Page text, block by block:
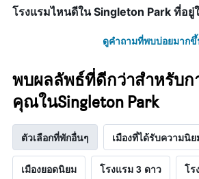
โรงแรมไหนดีใน Singleton Park ที่อยู่
ดูคำถามที่พบบ่อยมาก
พบผลลัพธ์ที่ดีกว่าสำหรับก
คุณในSingleton Park
ตัวเลือกที่พักอื่นๆ เมืองที่ได้รับความนิ
เมืองยอดนิยม โรงแรม 3 ดาว โร